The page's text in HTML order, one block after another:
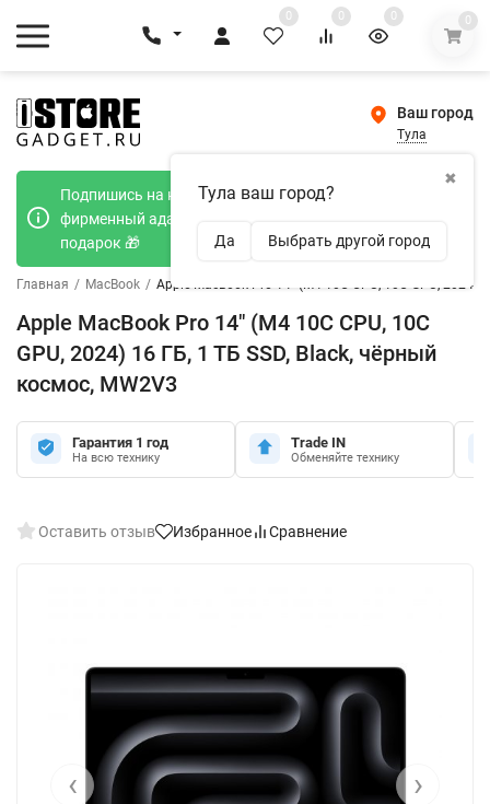
0 0 0 0
Ваш город
Тула
✖
Тула ваш город?
Да Выбрать другой город
Подпишись на наш телеграмм канал и получи
фирменный адаптер Type-C 20W при покупке в
подарок 🎁
Главная / MacBook / Apple MacBook Pro 14" (M4 10C CPU, 10C GPU, 2024)
Apple MacBook Pro 14" (M4 10C CPU, 10C
GPU, 2024) 16 ГБ, 1 ТБ SSD, Black, чёрный
космос, MW2V3
Гарантия 1 год
На всю технику
Trade IN
Обменяйте технику
Оставить отзыв Избранное Сравнение
‹ ›